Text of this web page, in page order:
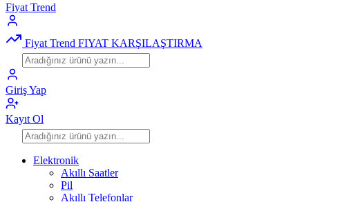
Fiyat Trend
Fiyat Trend FIYAT KARŞILAŞTIRMA
Giriş Yap
Kayıt Ol
Elektronik
Akıllı Saatler
Pil
Akıllı Telefonlar